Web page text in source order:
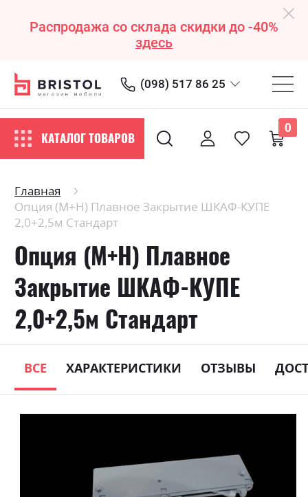
Распродажа со склада скидки до -40%
здесь
(098) 517 86 25
КАТАЛОГ ТОВАРОВ
0
Главная
Опция (М+Н) Плавное Закрытие ШКАФ-КУПЕ
2,0+2,5м Стандарт
Опция (М+Н) Плавное
Закрытие ШКАФ-КУПЕ
2,0+2,5м Стандарт
ВСЕ ХАРАКТЕРИСТИКИ ОТЗЫВЫ